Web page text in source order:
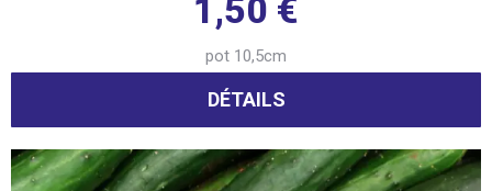
1,50 €
pot 10,5cm
DÉTAILS